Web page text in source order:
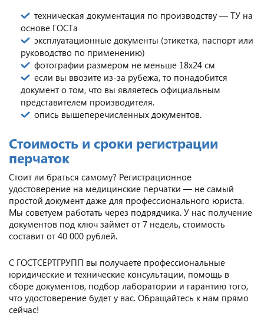
техническая документация по производству — ТУ на
основе ГОСТа
эксплуатационные документы (этикетка, паспорт или
руководство по применению)
фотографии размером не меньше 18х24 см
если вы ввозите из-за рубежа, то понадобится
документ о том, что вы являетесь официальным
представителем производителя.
опись вышеперечисленных документов.
Стоимость и сроки регистрации
перчаток
Стоит ли браться самому? Регистрационное
удостоверение на медицинские перчатки — не самый
простой документ даже для профессионального юриста.
Мы советуем работать через подрядчика. У нас получение
документов под ключ займет от 7 недель, стоимость
составит от 40 000 рублей.
С ГОСТСЕРТГРУПП вы получаете профессиональные
юридические и технические консультации, помощь в
сборе документов, подбор лаборатории и гарантию того,
что удостоверение будет у вас. Обращайтесь к нам прямо
сейчас!